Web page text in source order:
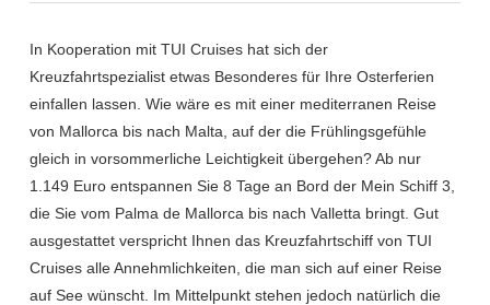
In Kooperation mit TUI Cruises hat sich der
Kreuzfahrtspezialist etwas Besonderes für Ihre Osterferien
einfallen lassen. Wie wäre es mit einer mediterranen Reise
von Mallorca bis nach Malta, auf der die Frühlingsgefühle
gleich in vorsommerliche Leichtigkeit übergehen? Ab nur
1.149 Euro entspannen Sie 8 Tage an Bord der Mein Schiff 3,
die Sie vom Palma de Mallorca bis nach Valletta bringt. Gut
ausgestattet verspricht Ihnen das Kreuzfahrtschiff von TUI
Cruises alle Annehmlichkeiten, die man sich auf einer Reise
auf See wünscht. Im Mittelpunkt stehen jedoch natürlich die